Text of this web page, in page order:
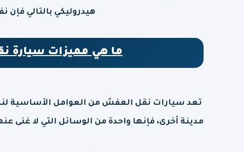
هيدروليكي بالتالي فإن
ما هي مميزات سيارة
تعد سيارات نقل العفش من العوامل الأساسية
مدينة أخرى، فإنها واحدة من الوسائل التي لا غنى